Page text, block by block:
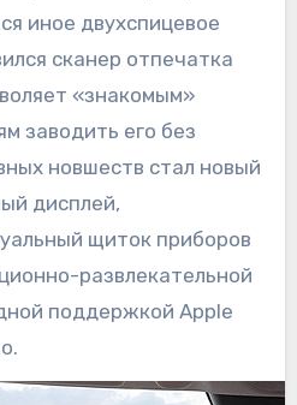
иное двухспицевое
сканер отпечатка
«знакомым»
заводить его без
новшеств стал новый
дисплей,
щиток приборов
развлекательной
поддержкой Apple